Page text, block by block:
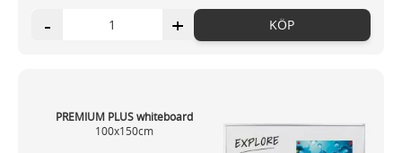
- + KÖP
PREMIUM PLUS whiteboard
100x150cm